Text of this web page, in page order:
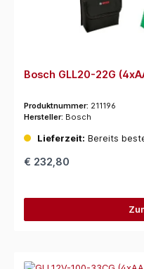
Bosch GLL20-22G
Produktnummer: 211196
Hersteller: Bosch
Lieferzeit: Bereits
€ 232,80